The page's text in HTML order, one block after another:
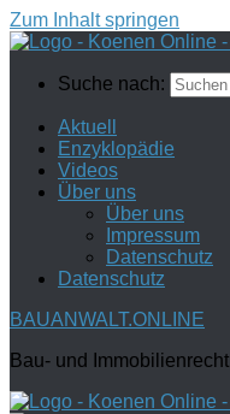
Zum Inhalt springen
Suche nach:
Aktuell
Enzyklopädie
Videos
Über uns
Über uns
Impressum
Datenschutz
Datenschutz
BAUANWALT.ONLINE
Bau- und Immobilienrecht